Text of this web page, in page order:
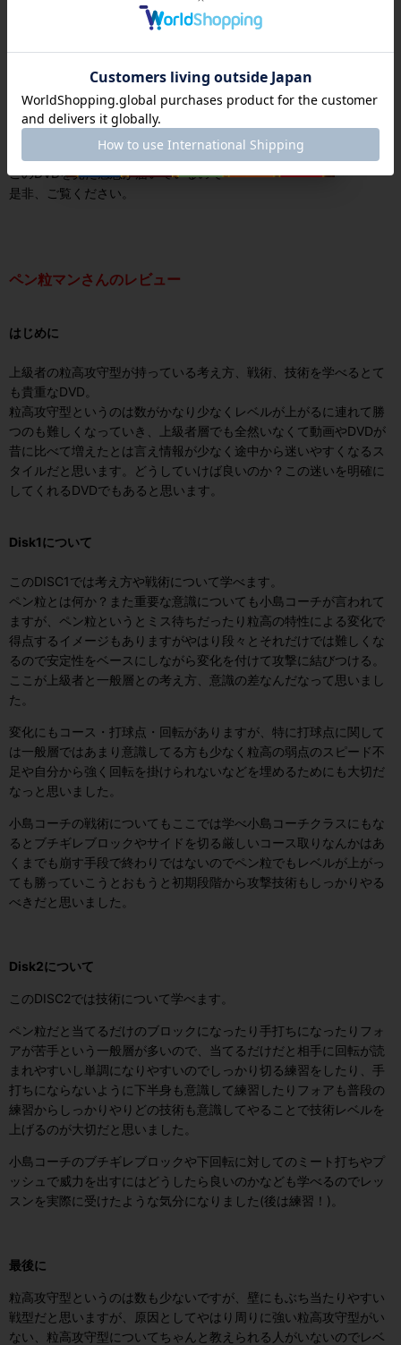
ペン粒の予測スピードを知っている選手や指導者がいない
練習で自分の体に記憶させる環境が整っていないなら
あなたは、一生ペン粒の予測スピードを知ることができないので
ここで、レビュワーのペン粒マンさんから
このDVDを見た感想が届いているので
是非、ご覧ください。
ペン粒マンさんのレビュー
はじめに
上級者の粒高攻守型が持っている考え方、戦術、技術を学べるとて
も貴重なDVD。
粒高攻守型というのは数がかなり少なくレベルが上がるに連れて勝
つのも難しくなっていき、上級者層でも全然いなくて動画やDVDが
昔に比べて増えたとは言え情報が少なく途中から迷いやすくなるス
タイルだと思います。
どうしていけば良いのか？この迷いを明確に
してくれるDVDでもあると思います。
Disk1について
このDISC1では考え方や戦術について学べます。
ペン粒とは何か？また重要な意識についても小島コーチが言われて
ますが、ペン粒というとミス待ちだったり粒高の特性による変化で
得点するイメージもありますがやはり段々とそれだけでは難しくな
るので安定性をベースにしながら変化を付けて攻撃に結びつける。
ここが上級者と一般層との考え方、意識の差なんだなって思いまし
た。
変化にもコース・打球点・回転がありますが、特に打球点に関して
は一般層ではあまり意識してる方も少なく粒高の弱点のスピード不
足や自分から強く回転を掛けられないなどを埋めるためにも大切だ
なっと思いました。
小島コーチの戦術についてもここでは学べ小島コーチクラスにもな
るとブチギレブロックやサイドを切る厳しいコース取りなんかはあ
くまでも崩す手段で終わりではないのでペン粒でもレベルが上がっ
ても勝っていこうとおもうと初期段階から攻撃技術もしっかりやる
べきだと思いました。
Disk2について
このDISC2では技術について学べます。
ペン粒だと当てるだけのブロックになったり手打ちになったりフォ
アが苦手という一般層が多いので、当てるだけだと相手に回転が読
まれやすいし単調になりやすいのでしっかり切る練習をしたり、手
打ちにならないように下半身も意識して練習したりフォアも普段の
練習からしっかりやりどの技術も意識してやることで技術レベルを
上げるのが大切だと思いました。
小島コーチのブチギレブロックや下回転に対してのミート打ちやプ
ッシュで威力を出すにはどうしたら良いのかなども学べるのでレッ
スンを実際に受けたような気分になりました(後は練習！)。
最後に
粒高攻守型というのは数も少ないですが、壁にもぶち当たりやすい
戦型だと思いますが、原因としてやはり周りに強い粒高攻守型がい
ない、粒高攻守型についてちゃんと教えられる人がいないのでレベ